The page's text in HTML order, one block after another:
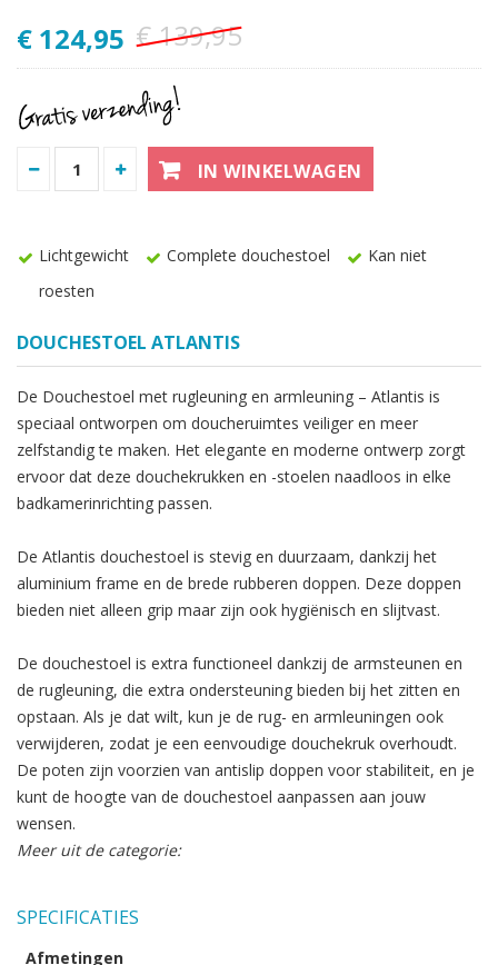
€ 124,95 € 139,95
IN WINKELWAGEN
Lichtgewicht Complete douchestoel
Kan niet
roesten
DOUCHESTOEL ATLANTIS
De Douchestoel met rugleuning en armleuning – Atlantis is
speciaal ontworpen om doucheruimtes veiliger en meer
zelfstandig te maken. Het elegante en moderne ontwerp zorgt
ervoor dat deze douchekrukken en -stoelen naadloos in elke
badkamerinrichting passen.
De Atlantis douchestoel is stevig en duurzaam, dankzij het
aluminium frame en de brede rubberen doppen. Deze doppen
bieden niet alleen grip maar zijn ook hygiënisch en slijtvast.
De douchestoel is extra functioneel dankzij de armsteunen en
de rugleuning, die extra ondersteuning bieden bij het zitten en
opstaan. Als je dat wilt, kun je de rug- en armleuningen ook
verwijderen, zodat je een eenvoudige douchekruk overhoudt.
De poten zijn voorzien van antislip doppen voor stabiliteit, en je
kunt de hoogte van de douchestoel aanpassen aan jouw
wensen.
Meer uit de categorie:
SPECIFICATIES
Afmetingen